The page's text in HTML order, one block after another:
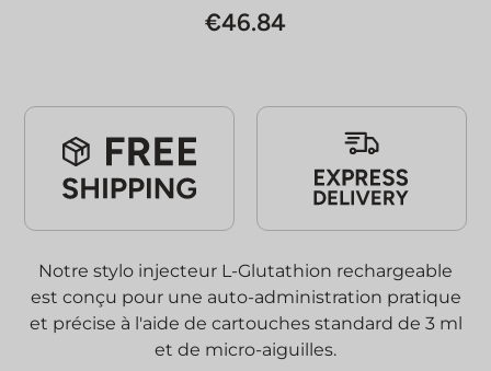
€46.84
Notre stylo injecteur L-Glutathion rechargeable
est conçu pour une auto-administration pratique
et précise à l'aide de cartouches standard de 3 ml
et de micro-aiguilles.